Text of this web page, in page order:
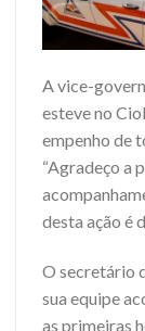
A vice-
esteve no
empenho de
“Agradeço a
desta ação é
O secretário
sua equipe
as primeiras